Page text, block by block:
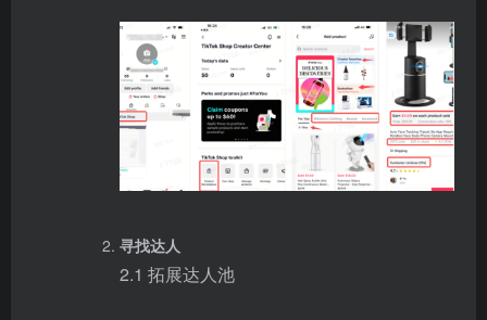
寻找达人
2.1 拓展达人池